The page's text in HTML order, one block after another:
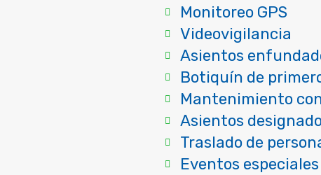
Monitoreo GPS
Videovigilancia
Asientos
Botiquín de
Mantenimiento
Asientos
Traslado de
Eventos especiales